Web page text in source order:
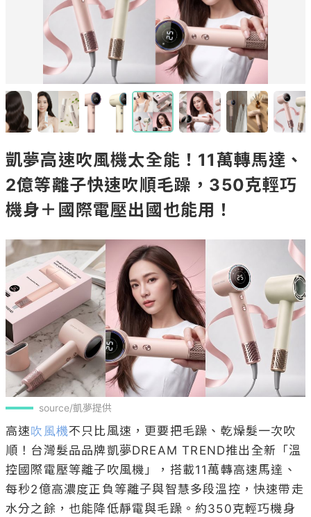
凱夢高速吹風機太全能！11萬轉馬達、
2億等離子快速吹順毛躁，350克輕巧
機身＋國際電壓出國也能用！
source/凱夢提供
高速吹風機不只比風速，更要把毛躁、乾燥髮一次吹
順！台灣髮品品牌凱夢DREAM TREND推出全新「溫
控國際電壓等離子吹風機」，搭載11萬轉高速馬達、
每秒2億高濃度正負等離子與智慧多段溫控，快速帶走
水分之餘，也能降低靜電與毛躁。約350克輕巧機身